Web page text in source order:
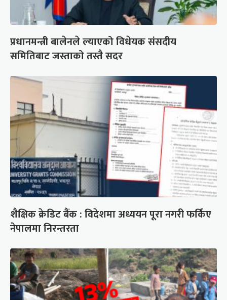
प्रधानमन्त्री बालेनले ल्याएको विधेयक संसदीय
समितिबाट जस्ताको तस्तै सदर
शैक्षिक क्रेडिट बैंक : विदेशमा अध्ययन पूरा नगरी फर्किए
नेपालमा निरन्तरता